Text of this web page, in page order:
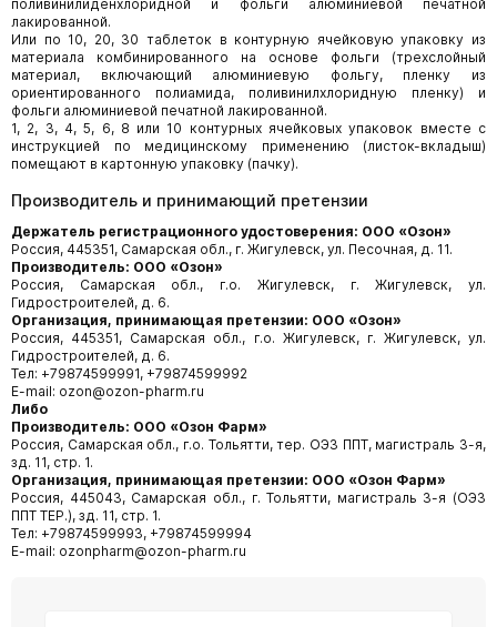
поливинилиденхлоридной и фольги алюминиевой печатной
лакированной.
Или по 10, 20, 30 таблеток в контурную ячейковую упаковку из
материала комбинированного на основе фольги (трехслойный
материал, включающий алюминиевую фольгу, пленку из
ориентированного полиамида, поливинилхлоридную пленку) и
фольги алюминиевой печатной лакированной.
1, 2, 3, 4, 5, 6, 8 или 10 контурных ячейковых упаковок вместе с
инструкцией по медицинскому применению (листок-вкладыш)
помещают в картонную упаковку (пачку).
Производитель и принимающий претензии
Держатель регистрационного удостоверения: ООО «Озон»
Россия, 445351, Самарская обл., г. Жигулевск, ул. Песочная, д. 11.
Производитель: ООО «Озон»
Россия, Самарская обл., г.о. Жигулевск, г. Жигулевск, ул.
Гидростроителей, д. 6.
Организация, принимающая претензии: ООО «Озон»
Россия, 445351, Самарская обл., г.о. Жигулевск, г. Жигулевск, ул.
Гидростроителей, д. 6.
Тел: +79874599991, +79874599992
E-mail: ozon@ozon-pharm.ru
Либо
Производитель: ООО «Озон Фарм»
Россия, Самарская обл., г.о. Тольятти, тер. ОЭЗ ППТ, магистраль 3-я,
зд. 11, стр. 1.
Организация, принимающая претензии: ООО «Озон Фарм»
Россия, 445043, Самарская обл., г. Тольятти, магистраль 3-я (ОЭЗ
ППТ ТЕР.), зд. 11, стр. 1.
Тел: +79874599993, +79874599994
E-mail: ozonpharm@ozon-pharm.ru